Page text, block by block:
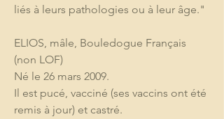
liés à leurs pathologies ou à leur âge."
ELIOS, mâle, Bouledogue Français
(non LOF)
Né le 26 mars 2009.
Il est pucé, vacciné (ses vaccins ont été
remis à jour) et castré.